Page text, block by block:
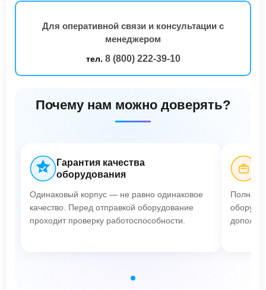
Для оперативной связи и консультации с
менеджером
тел. 8 (800) 222-39-10
Почему нам можно доверять?
Гарантия качества
оборудования
Одинаковый корпус — не равно одинаковое
качество. Перед отправкой оборудование
проходит проверку работоспособности.
Полная